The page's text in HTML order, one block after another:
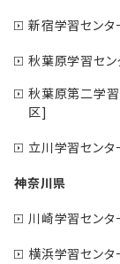
新宿学習セン
秋葉原学習セ
秋葉原第二学
区]
立川学習セン
神奈川県
川崎学習セン
横浜学習セン